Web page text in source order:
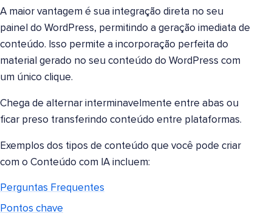
A maior vantagem é sua integração direta no seu
painel do WordPress, permitindo a geração imediata de
conteúdo. Isso permite a incorporação perfeita do
material gerado no seu conteúdo do WordPress com
um único clique.
Chega de alternar interminavelmente entre abas ou
ficar preso transferindo conteúdo entre plataformas.
Exemplos dos tipos de conteúdo que você pode criar
com o Conteúdo com IA incluem:
Perguntas Frequentes
Pontos chave